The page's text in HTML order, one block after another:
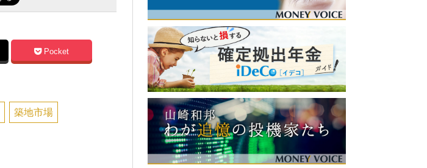
Pocket
築地市場